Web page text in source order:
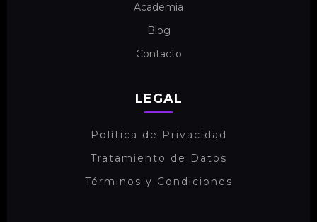
Academia
Blog
Contacto
LEGAL
Política de Privacidad
Tratamiento de Datos
Términos y Condiciones